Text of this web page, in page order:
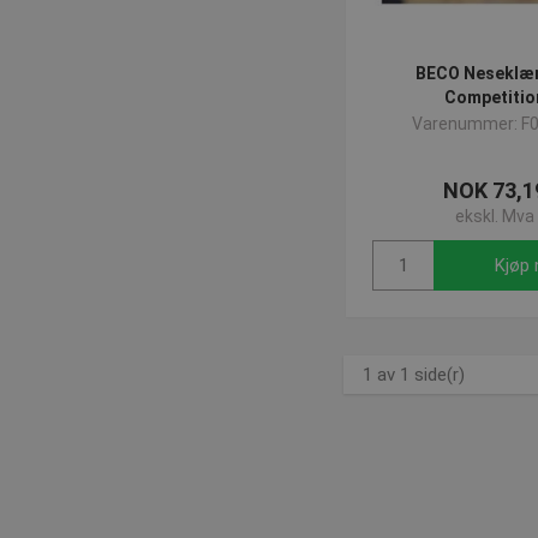
BECO
Varenummer:
NOK
ekskl. Mva
Kjøp
1 av 1 side(r)
_gid
_fbp